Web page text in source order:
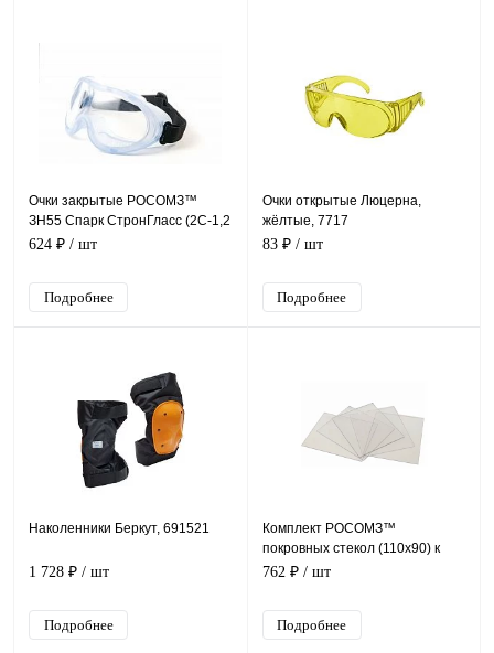
Очки закрытые РОСОМЗ™
ЗН55 Спарк СтронГласс (2С-1,2
PC), 25537
624 ₽ / шт
Подробнее
Очки открытые Люцерна,
жёлтые, 7717
83 ₽ / шт
Подробнее
Наколенники Беркут, 691521
1 728 ₽ / шт
Подробнее
Комплект РОСОМЗ™
покровных стекол (110х90) к
щитку сварщика (10 шт), 00230
762 ₽ / шт
Подробнее